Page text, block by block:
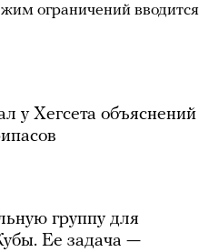
ограничений вводится
у Хегсета объяснений
группу для
Ее задача —